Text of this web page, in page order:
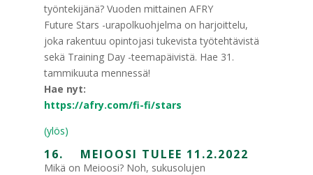
työntekijänä? Vuoden mittainen AFRY
Future Stars -urapolkuohjelma on harjoittelu,
joka rakentuu opintojasi tukevista työtehtävistä
sekä Training Day -teemapäivistä. Hae 31.
tammikuuta mennessä!
Hae nyt:
https://afry.com/fi-fi/stars
(ylös)
16. MEIOOSI TULEE 11.2.2022
Mikä on Meioosi? Noh, sukusolujen